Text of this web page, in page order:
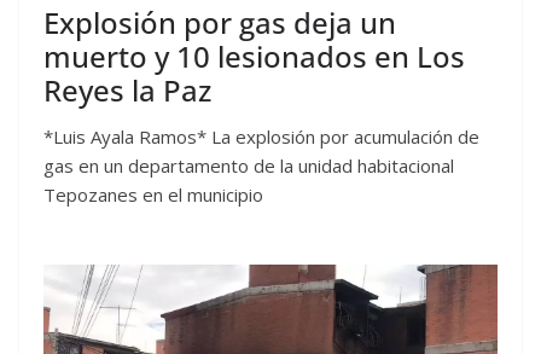
Explosión por gas deja un
muerto y 10 lesionados en Los
Reyes la Paz
*Luis Ayala Ramos* La explosión por acumulación de
gas en un departamento de la unidad habitacional
Tepozanes en el municipio